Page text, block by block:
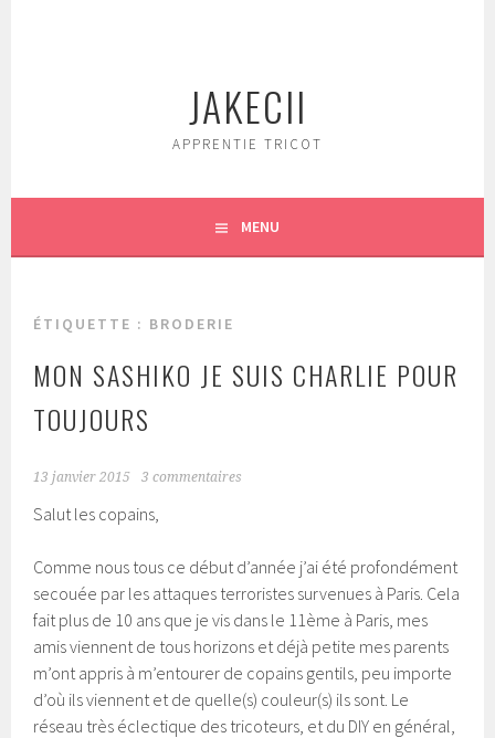
JAKECII
APPRENTIE TRICOT
MENU
ÉTIQUETTE : BRODERIE
MON SASHIKO JE SUIS CHARLIE POUR
TOUJOURS
13 janvier 2015 3 commentaires
Salut les copains,
Comme nous tous ce début d’année j’ai été profondément
secouée par les attaques terroristes survenues à Paris. Cela
fait plus de 10 ans que je vis dans le 11ème à Paris, mes
amis viennent de tous horizons et déjà petite mes parents
m’ont appris à m’entourer de copains gentils, peu importe
d’où ils viennent et de quelle(s) couleur(s) ils sont. Le
réseau très éclectique des tricoteurs, et du DIY en général,